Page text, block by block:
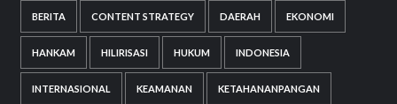
BERITA CONTENT STRATEGY DAERAH EKONOMI
HANKAM HILIRISASI HUKUM INDONESIA
INTERNASIONAL KEAMANAN KETAHANANPANGAN